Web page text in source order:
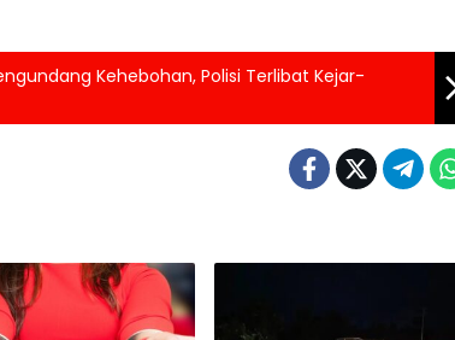
Kehebohan, Polisi Terlibat Kejar-